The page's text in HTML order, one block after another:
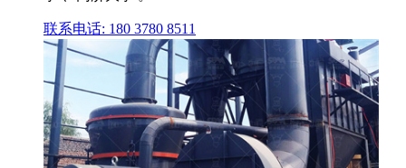
联系电话: 180 3780 8511